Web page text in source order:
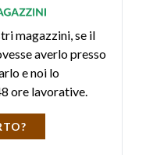
magazzini, se il
averlo presso
e noi lo
ore lavorative.